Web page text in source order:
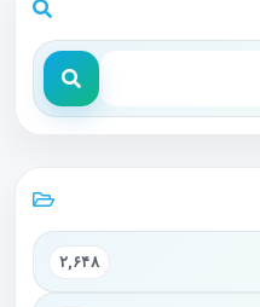
۲,۶۴۸